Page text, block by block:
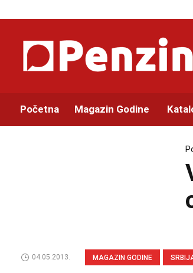
Početna Magazin Godine
MAGAZIN GODINE
04.05.2013.